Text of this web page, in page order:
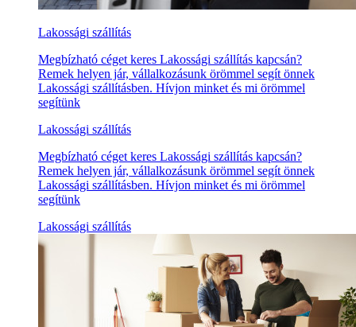
Lakossági szállítás
Megbízható céget keres Lakossági szállítás kapcsán?
Remek helyen jár, vállalkozásunk örömmel segít önnek
Lakossági szállításben. Hívjon minket és mi örömmel
segítünk
Lakossági szállítás
Megbízható céget keres Lakossági szállítás kapcsán?
Remek helyen jár, vállalkozásunk örömmel segít önnek
Lakossági szállításben. Hívjon minket és mi örömmel
segítünk
Lakossági szállítás